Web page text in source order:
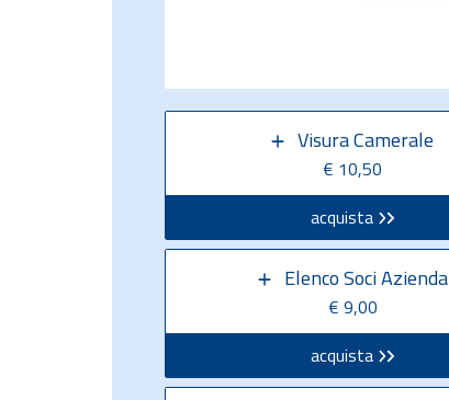
Visura Camerale
€ 10,50
acquista
Elenco Soci Azienda
€ 9,00
acquista